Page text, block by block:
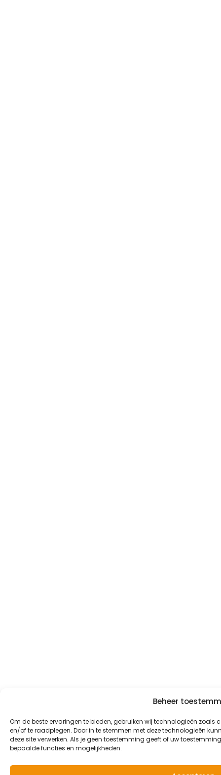
Beheer
Om de beste ervaringen te bieden, gebruiken wij technologieën
en/of te raadplegen. Door in te stemmen met deze technologieën
deze site verwerken. Als je geen toestemming geeft of uw
bepaalde functies en mogelijkheden.